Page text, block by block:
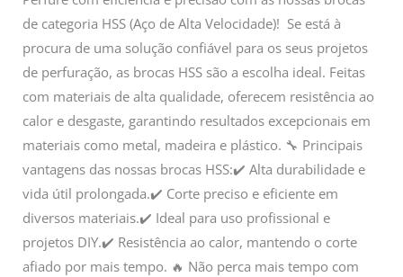
de categoria HSS (Aço de Alta Velocidade)! Se está à
procura de uma solução confiável para os seus projetos
de perfuração, as brocas HSS são a escolha ideal. Feitas
com materiais de alta qualidade, oferecem resistência ao
calor e desgaste, garantindo resultados excepcionais em
materiais como metal, madeira e plástico. 🔧 Principais
vantagens das nossas brocas HSS:✔️ Alta durabilidade e
vida útil prolongada.✔️ Corte preciso e eficiente em
diversos materiais.✔️ Ideal para uso profissional e
projetos DIY.✔️ Resistência ao calor, mantendo o corte
afiado por mais tempo. 🔥 Não perca mais tempo com